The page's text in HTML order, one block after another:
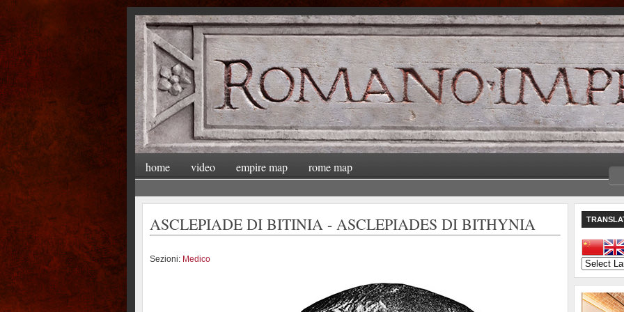
home video empire map rome map
ASCLEPIADE DI BITINIA - ASCLEPIADES DI BITHYNIA
Sezioni: Medico